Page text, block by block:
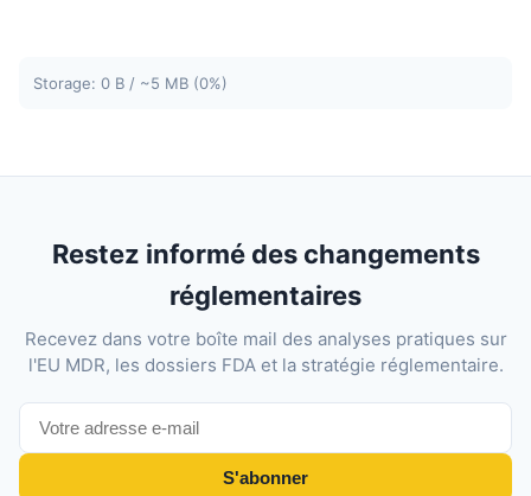
Storage: 0 B / ~5 MB (0%)
Restez informé des changements
réglementaires
Recevez dans votre boîte mail des analyses pratiques sur
l'EU MDR, les dossiers FDA et la stratégie réglementaire.
S'abonner